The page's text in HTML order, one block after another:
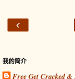
‹
我的简介
Free Get Cracked